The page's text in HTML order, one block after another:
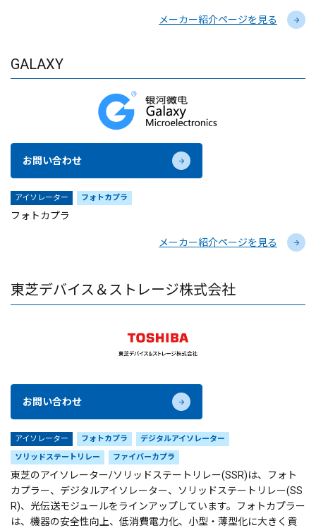
メーカー紹介ページを見る
GALAXY
お問い合わせ
アイソレーター フォトカプラ
フォトカプラ
メーカー紹介ページを見る
東芝デバイス＆ストレージ株式会社
お問い合わせ
アイソレーター フォトカプラ
デジタルアイソレーター
ソリッドステートリレー
ファイバーカプラ
東芝のアイソレーター/ソリッドステートリレー(SSR)は、フォト
カプラー、デジタルアイソレーター、ソリッドステートリレー(SS
R)、光伝送モジュールをラインアップしています。フォトカプラー
は、機器の安全性向上、低消費電力化、小型・薄型化に大きく貢